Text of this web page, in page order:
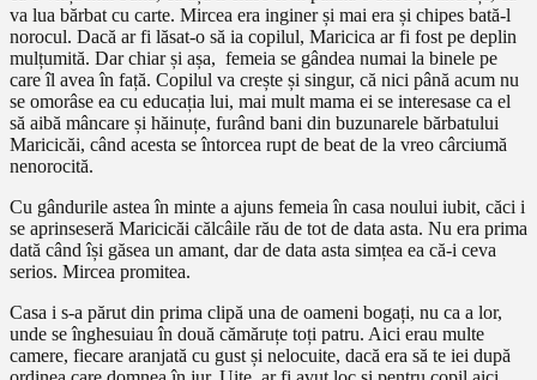
va lua bărbat cu carte. Mircea era inginer și mai era și chipes bată-l
norocul. Dacă ar fi lăsat-o să ia copilul, Maricica ar fi fost pe deplin
mulțumită. Dar chiar și așa, femeia se gândea numai la binele pe
care îl avea în față. Copilul va crește și singur, că nici până acum nu
se omorâse ea cu educația lui, mai mult mama ei se interesase ca el
să aibă mâncare și hăinuțe, furând bani din buzunarele bărbatului
Maricicăi, când acesta se întorcea rupt de beat de la vreo cârciumă
nenorocită.
Cu gândurile astea în minte a ajuns femeia în casa noului iubit, căci i
se aprinseseră Maricicăi călcâile rău de tot de data asta. Nu era prima
dată când își găsea un amant, dar de data asta simțea ea că-i ceva
serios. Mircea promitea.
Casa i s-a părut din prima clipă una de oameni bogați, nu ca a lor,
unde se înghesuiau în două cămăruțe toți patru. Aici erau multe
camere, fiecare aranjată cu gust și nelocuite, dacă era să te iei după